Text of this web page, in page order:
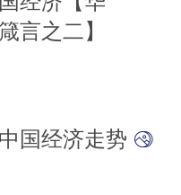
言之二】
国经济走势